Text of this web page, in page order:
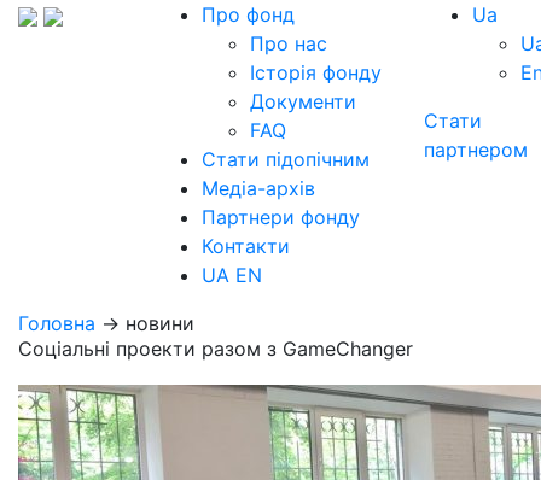
Про фонд
Про нас
Історія фонду
Документи
FAQ
Стати підопічним
Медіа-архів
Партнери фонду
Контакти
UA EN
Ua
Стати
партнером
Головна → новини
Соціальні проекти разом з GameChanger